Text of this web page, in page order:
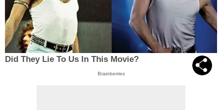
Did They Lie To Us In This Movie?
Brainberries